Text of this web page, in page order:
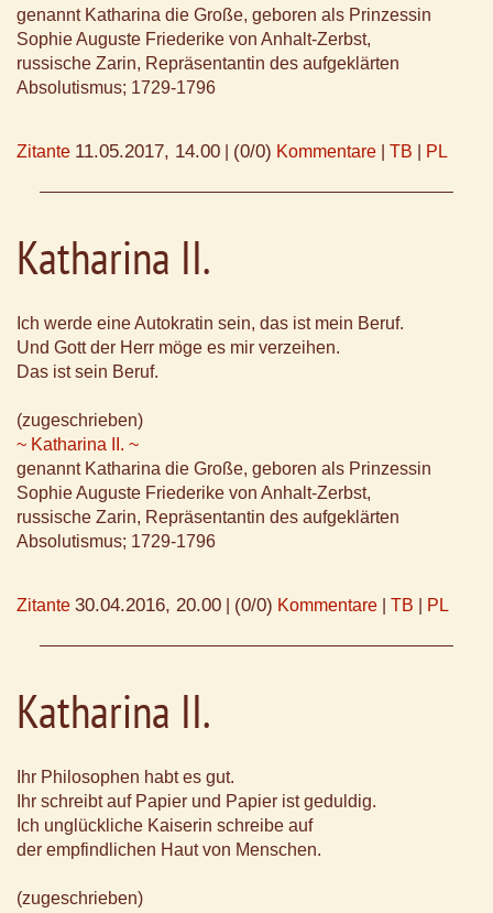
genannt Katharina die Große, geboren als Prinzessin
Sophie Auguste Friederike von Anhalt-Zerbst,
russische Zarin, Repräsentantin des aufgeklärten
Absolutismus; 1729-1796
Zitante 11.05.2017, 14.00 (0/0) Kommentare TB PL
Katharina II.
Ich werde eine Autokratin sein, das ist mein Beruf.
Und Gott der Herr möge es mir verzeihen.
Das ist sein Beruf.
(zugeschrieben)
~ Katharina II. ~
genannt Katharina die Große, geboren als Prinzessin
Sophie Auguste Friederike von Anhalt-Zerbst,
russische Zarin, Repräsentantin des aufgeklärten
Absolutismus; 1729-1796
Zitante 30.04.2016, 20.00 (0/0) Kommentare TB PL
Katharina II.
Ihr Philosophen habt es gut.
Ihr schreibt auf Papier und Papier ist geduldig.
Ich unglückliche Kaiserin schreibe auf
der empfindlichen Haut von Menschen.
(zugeschrieben)